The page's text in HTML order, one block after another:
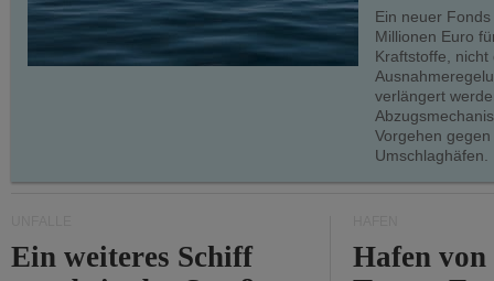
Ein neuer
Millionen Euro
Kraftstoffe, nicht
verlängert
Vorgehen
Umschlaghäfen.
Ein weiteres Schiff
Hafen